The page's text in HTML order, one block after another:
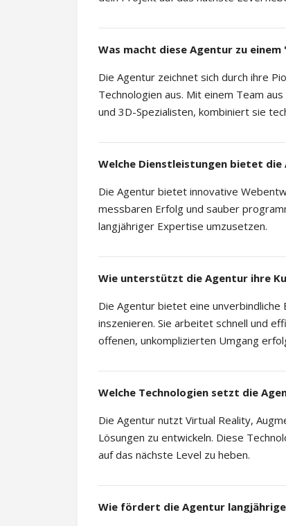
Was macht diese Agentur zu
Die Agentur zeichnet sich durch ihre
Technologien aus. Mit einem Team
und 3D-Spezialisten, kombiniert sie
Welche Dienstleistungen bietet die
Die Agentur bietet innovative
messbaren Erfolg und sauber
langjähriger Expertise umzusetzen.
Wie unterstützt die Agentur ihre
Die Agentur bietet eine
inszenieren. Sie arbeitet schnell und
offenen, unkomplizierten Umgang
Welche Technologien setzt die
Die Agentur nutzt Virtual Reality,
Lösungen zu entwickeln. Diese
auf das nächste Level zu heben.
Wie fördert die Agentur